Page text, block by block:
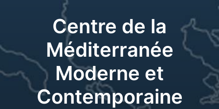
Centre de la
Méditerranée
Moderne et
Contemporaine